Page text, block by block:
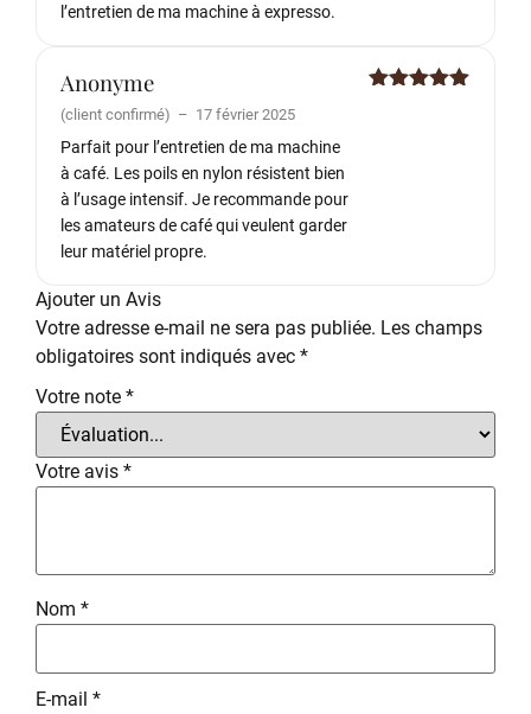
l’entretien de ma machine à expresso.
Anonyme
(client confirmé) – 17 février 2025
Parfait pour l’entretien de ma machine
à café. Les poils en nylon résistent bien
à l’usage intensif. Je recommande pour
les amateurs de café qui veulent garder
leur matériel propre.
Ajouter un Avis
Votre adresse e-mail ne sera pas publiée. Les champs
obligatoires sont indiqués avec *
Votre note *
Votre avis *
Nom *
E-mail *